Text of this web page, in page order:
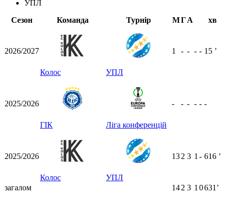
УПЛ
Сезон
Команда Турнір МГА хв
2026/2027
Колос УПЛ
1 - - - - 15 ʼ
2025/2026
ГІК Ліга конференцій
- - - - - -
2025/2026
Колос УПЛ
132 3 1 - 616 ʼ
загалом 142 3 1 0631ʼ